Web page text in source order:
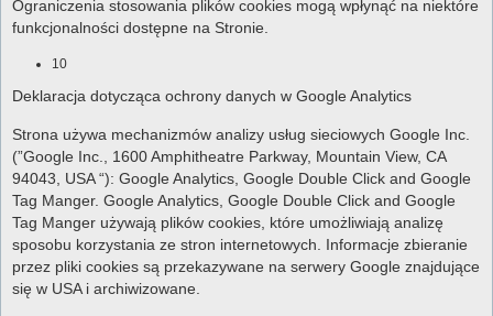
Ograniczenia stosowania plików cookies mogą wpłynąć na niektóre
funkcjonalności dostępne na Stronie.
10
Deklaracja dotycząca ochrony danych w Google Analytics
Strona używa mechanizmów analizy usług sieciowych Google Inc.
(”Google Inc., 1600 Amphitheatre Parkway, Mountain View, CA
94043, USA “): Google Analytics, Google Double Click and Google
Tag Manger. Google Analytics, Google Double Click and Google
Tag Manger używają plików cookies, które umożliwiają analizę
sposobu korzystania ze stron internetowych. Informacje zbieranie
przez pliki cookies są przekazywane na serwery Google znajdujące
się w USA i archiwizowane.